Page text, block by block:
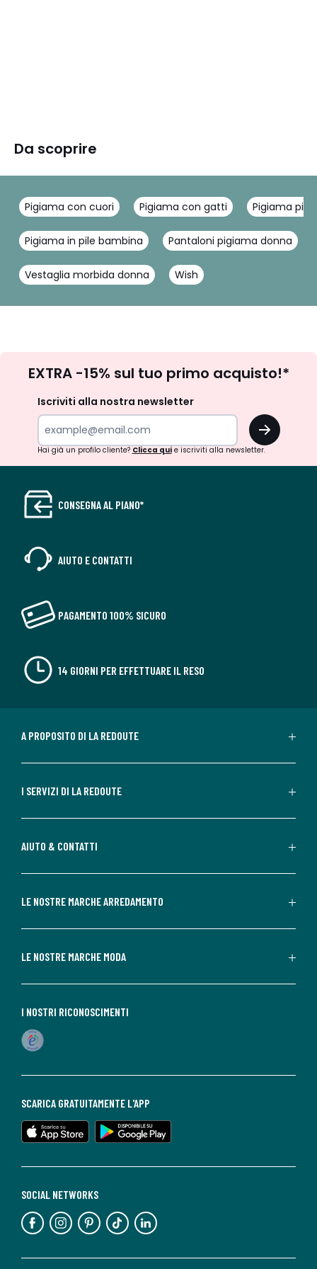
Da scoprire
Pigiama con cuori Pigiama con gatti Pigiama pile
Pigiama in pile bambina Pantaloni pigiama donna
Vestaglia morbida donna Wish
newsletter
EXTRA -15% sul tuo primo acquisto!*
Iscriviti alla nostra newsletter
OK
Hai già un profilo cliente? Clicca quie iscriviti alla newsletter.
CONSEGNA AL PIANO*
AIUTO E CONTATTI
PAGAMENTO 100% SICURO
14 GIORNI PER EFFETTUARE IL RESO
A PROPOSITO DI LA REDOUTE
I SERVIZI DI LA REDOUTE
AIUTO & CONTATTI
LE NOSTRE MARCHE ARREDAMENTO
LE NOSTRE MARCHE MODA
SOCIAL NETWORKS
SCARICA GRATUITAMENTE L'APP
I NOSTRI RICONOSCIMENTI